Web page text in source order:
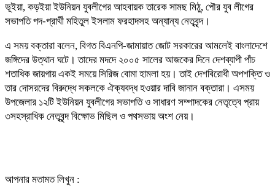
ভূইয়া, কড়ইয়া ইউনিয়ন যুবলীগের আহবায়ক তারেক সামছ মিঠু, পৌর যুব লীগের
সভাপতি পদ-প্রার্থী মহিতুল ইসলাম ফরহাদসহ অন্যান্য নেতৃবৃন্দ।
এ সময় বক্তারা বলেন, বিগত বিএনপি-জামায়াত জোট সরকারের আমলেই বাংলাদেশে
জঙ্গিদের উত্থান ঘটে। তাদের মদদে ২০০৫ সালের আজকের দিনে দেশব্যাপী পাঁচ
শতাধিক জায়গায় একই সময়ে সিরিজ বোমা হামলা হয়। তাই দেশবিরোধী অপশক্তি ও
তার দোসরদের বিরুদ্ধে সকলকে ঐক্যবদ্ধ হওয়ার দাবি জানান বক্তারা। এসময়
উপজেলার ১২টি ইউনিয়ন যুবলীগের সভাপতি ও সাধারণ সম্পাদকের নেতৃত্বে প্রায়
৩সহস্রাধিক নেতৃবৃন্দ বিক্ষোভ মিছিল ও পথসভায় অংশ নেয়।
আপনার মতামত লিখুন :